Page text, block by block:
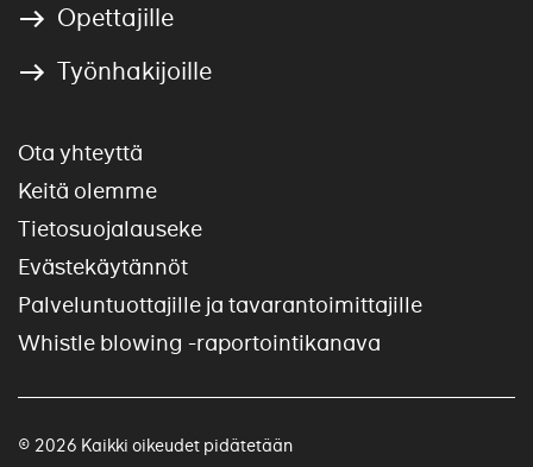
Opettajille
Työnhakijoille
Ota yhteyttä
Keitä olemme
Tietosuojalauseke
Evästekäytännöt
Palveluntuottajille ja tavarantoimittajille
Whistle blowing -raportointikanava
© 2026 Kaikki oikeudet pidätetään